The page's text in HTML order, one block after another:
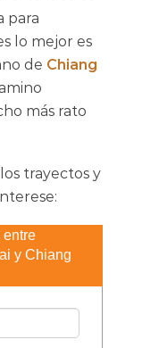
para
lo mejor es
de Chiang
más rato
trayectos y
entre
y Chiang